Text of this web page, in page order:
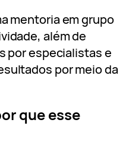
mentoria em grupo
além de
por especialistas e
por meio da
que esse